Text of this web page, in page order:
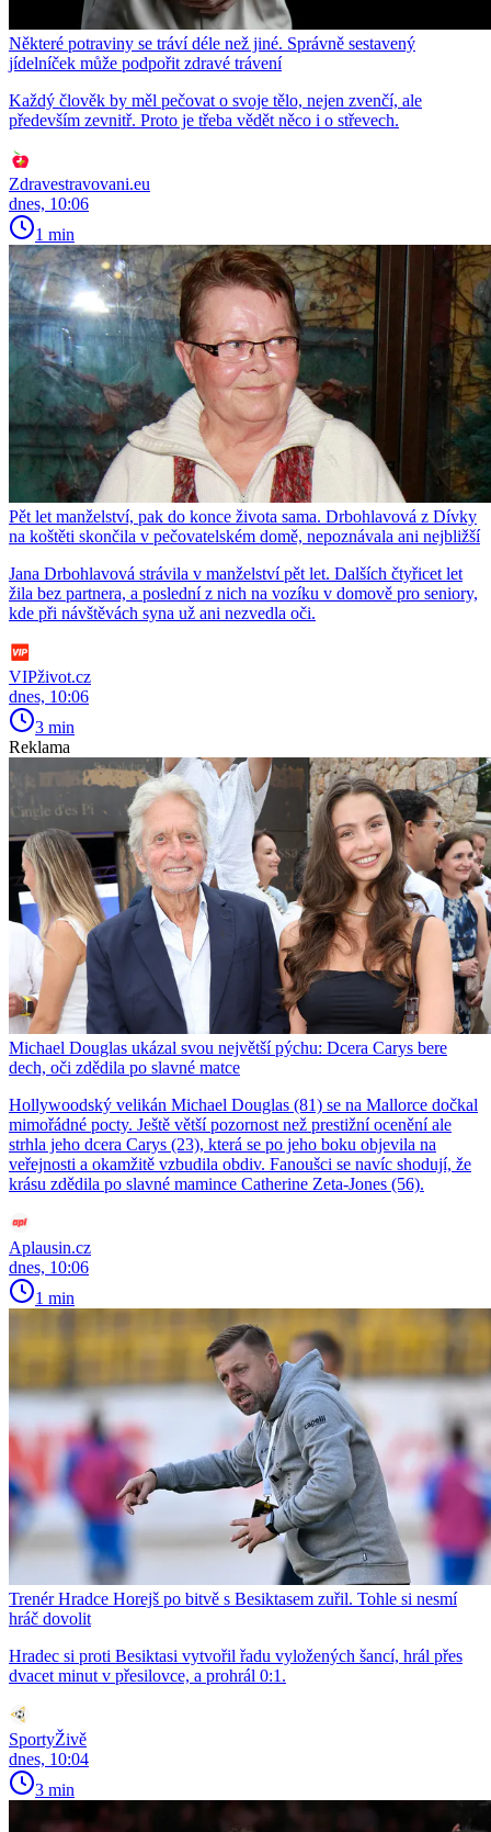
Některé potraviny se tráví déle než jiné. Správně sestavený
jídelníček může podpořit zdravé trávení
Každý člověk by měl pečovat o svoje tělo, nejen zvenčí, ale
především zevnitř. Proto je třeba vědět něco i o střevech.
Zdravestravovani.eu
dnes, 10:06
1 min
Pět let manželství, pak do konce života sama. Drbohlavová z Dívky
na koštěti skončila v pečovatelském domě, nepoznávala ani nejbližší
Jana Drbohlavová strávila v manželství pět let. Dalších čtyřicet let
žila bez partnera, a poslední z nich na vozíku v domově pro seniory,
kde při návštěvách syna už ani nezvedla oči.
VIPživot.cz
dnes, 10:06
3 min
Reklama
Michael Douglas ukázal svou největší pýchu: Dcera Carys bere
dech, oči zdědila po slavné matce
Hollywoodský velikán Michael Douglas (81) se na Mallorce dočkal
mimořádné pocty. Ještě větší pozornost než prestižní ocenění ale
strhla jeho dcera Carys (23), která se po jeho boku objevila na
veřejnosti a okamžitě vzbudila obdiv. Fanoušci se navíc shodují, že
krásu zdědila po slavné mamince Catherine Zeta-Jones (56).
Aplausin.cz
dnes, 10:06
1 min
Trenér Hradce Horejš po bitvě s Besiktasem zuřil. Tohle si nesmí
hráč dovolit
Hradec si proti Besiktasi vytvořil řadu vyložených šancí, hrál přes
dvacet minut v přesilovce, a prohrál 0:1.
SportyŽivě
dnes, 10:04
3 min